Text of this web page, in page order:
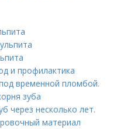
и профилактика
временной пломбой.
зуба
через несколько лет.
материал